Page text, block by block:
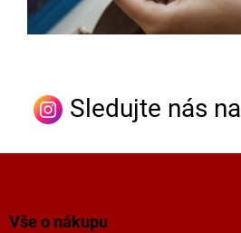
Sledujte nás na
Vše o nákupu